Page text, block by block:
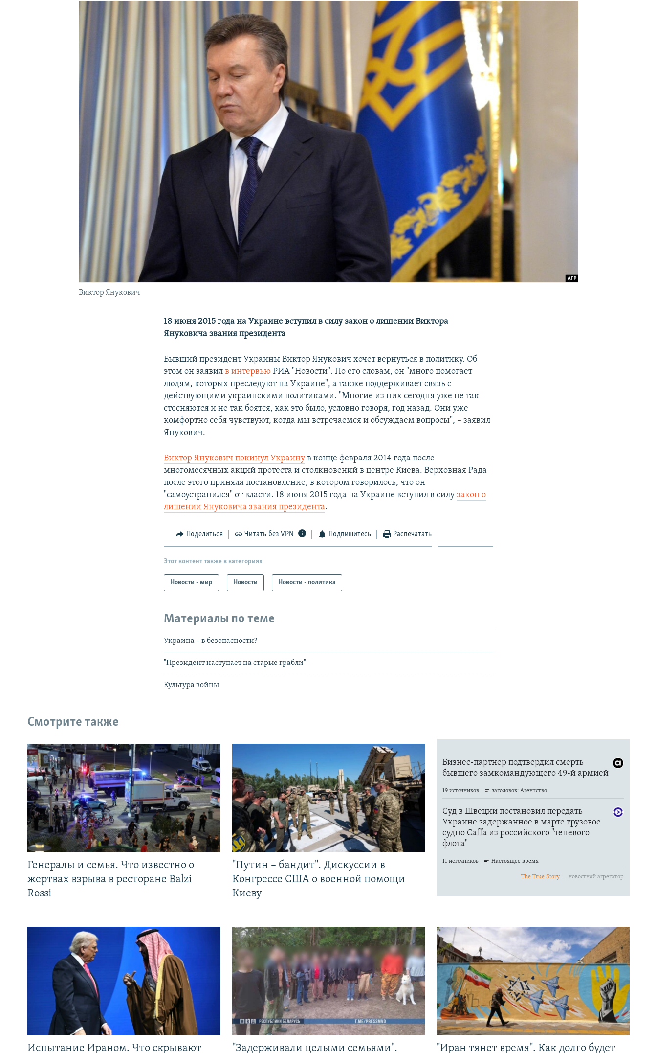
ПОДПИШИТЕСЬ НА РАССЫЛКУ
Виктор Янукович
18 июня 2015 года на Украине вступил в силу закон о лишении Виктора
Януковича звания президента
Бывший президент Украины Виктор Янукович хочет вернуться в политику. Об
этом он заявилв интервью РИА "Новости". По его словам, он "много помогает
людям, которых преследуют на Украине", а также поддерживает связь с
действующими украинскими политиками. "Многие из них сегодня уже не так
стесняются и не так боятся, как это было, условно говоря, год назад. Они уже
комфортно себя чувствуют, когда мы встречаемся и обсуждаем вопросы", – заявил
Янукович.
Виктор Янукович покинул Украину в конце февраля 2014 года после
многомесячных акций протеста и столкновений в центре Киева. Верховная Рада
после этого приняла постановление, в котором говорилось, что он
"самоустранился" от власти. 18 июня 2015 года на Украине вступил в силузакон о
лишении Януковича звания президента.
Поделиться Читать без VPN Подпишитесь Распечатать
Этот контент также в категориях
Новости - мир Новости Новости - политика
Материалы по теме
Украина – в безопасности?
"Президент наступает на старые грабли"
Культура войны
Смотрите также
Генералы и семья. Что известно о
жертвах взрыва в ресторане Balzi
Rossi
"Путин – бандит". Дискуссии в
Конгрессе США о военной помощи
Киеву
Испытание Ираном. Что скрывают
"Задерживали целыми семьями".
"Иран тянет время". Как долго будет